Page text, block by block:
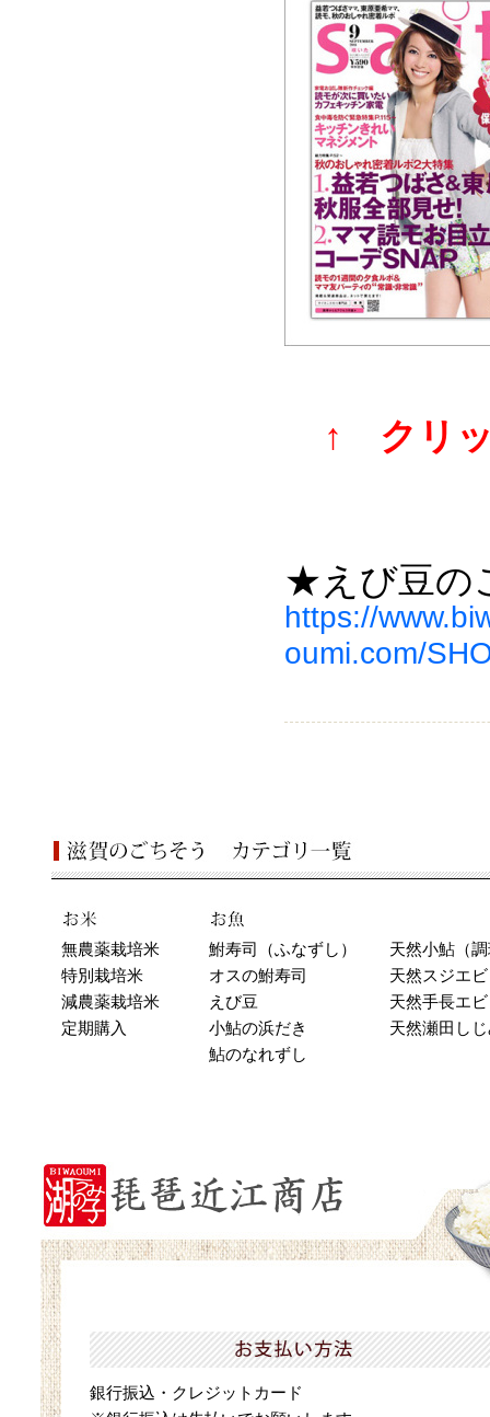
↑ クリッ
★えび豆の
https://
oumi.com/
無農薬栽培米
特別栽培米
減農薬栽培米
定期購入
鮒寿司（ふなずし）
オスの鮒寿司
えび豆
小鮎の浜だき
鮎のなれずし
天然小鮎（
天然スジエ
天然手長エ
天然瀬田し
銀行振込・クレジットカード